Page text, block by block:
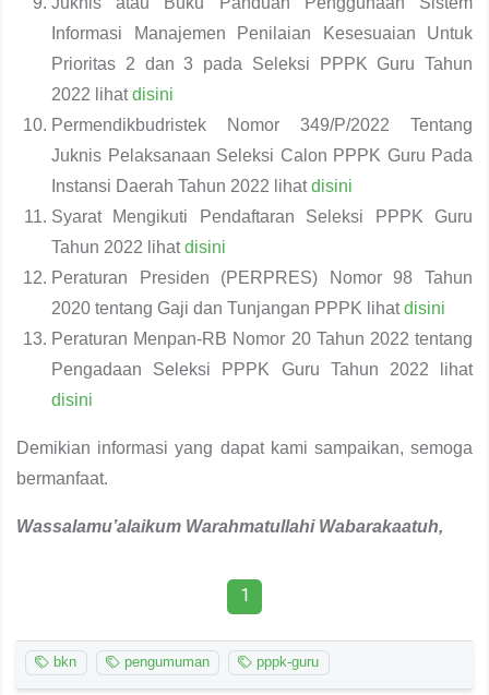
Informasi Manajemen Penilaian Kesesuaian Untuk
Prioritas 2 dan 3 pada Seleksi PPPK Guru Tahun
2022 lihatdisini
Permendikbudristek Nomor 349/P/2022 Tentang
Juknis Pelaksanaan Seleksi Calon PPPK Guru Pada
Instansi Daerah Tahun 2022 lihatdisini
Syarat Mengikuti Pendaftaran Seleksi PPPK Guru
Tahun 2022 lihatdisini
Peraturan Presiden (PERPRES) Nomor 98 Tahun
2020 tentang Gaji dan Tunjangan PPPK lihatdisini
Peraturan Menpan-RB Nomor 20 Tahun 2022 tentang
Pengadaan Seleksi PPPK Guru Tahun 2022 lihat
disini
Demikian informasi yang dapat kami sampaikan, semoga
bermanfaat.
Wassalamu’alaikum Warahmatullahi Wabarakaatuh,
1
bkn pengumuman pppk-guru